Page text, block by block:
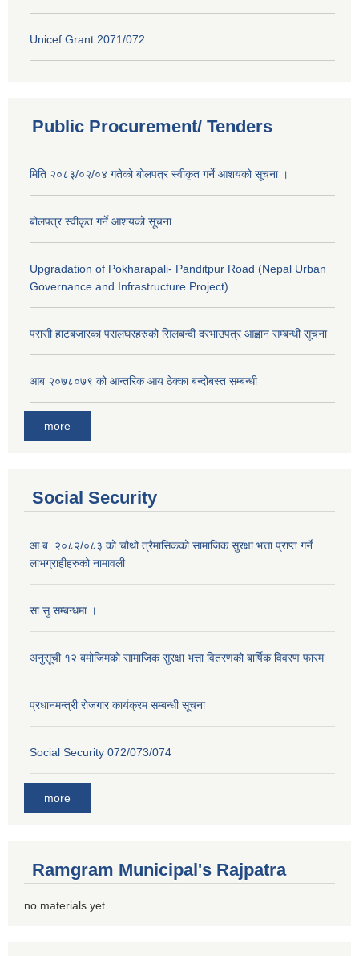
Unicef Grant 2071/072
Public Procurement/ Tenders
मिति २०८३/०२/०४ गतेको बोलपत्र स्वीकृत गर्ने आशयको सूचना ।
बोलपत्र स्वीकृत गर्ने आशयको सूचना
Upgradation of Pokharapali- Panditpur Road (Nepal Urban
Governance and Infrastructure Project)
परासी हाटबजारका पसलघरहरुको सिलबन्दी दरभाउपत्र आह्वान सम्बन्धी सूचना
आ‍ब २०७८०७९ को आन्तरिक आय ठेक्का बन्दोबस्त सम्बन्धी
more
Social Security
आ.ब. २०८२/०८३ को चौथो त्रैमासिकको सामाजिक सुरक्षा भत्ता प्राप्त गर्ने
लाभग्राहीहरुको नामावली
सा.सु सम्बन्धमा ।
अनुसूची १२ बमोजिमको सामाजिक सुरक्षा भत्ता वितरणको बार्षिक विवरण फारम
प्रधानमन्त्री राेजगार कार्यक्रम सम्बन्धी सूचना
Social Security 072/073/074
more
Ramgram Municipal's Rajpatra
no materials yet